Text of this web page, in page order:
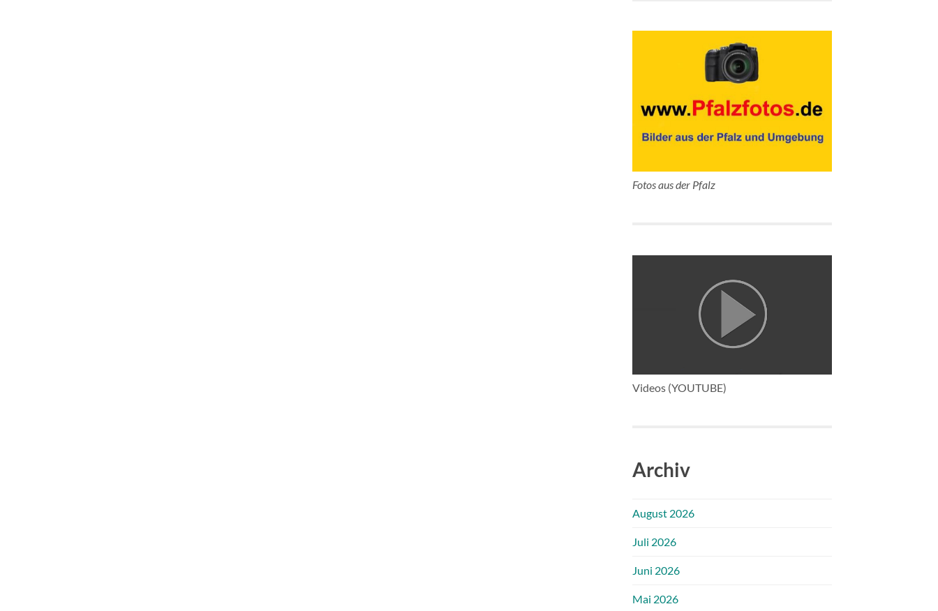
Fotos aus der Pfalz
Videos (YOUTUBE)
Archiv
August 2026
Juli 2026
Juni 2026
Mai 2026